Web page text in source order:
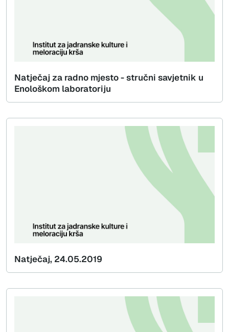
Natječaj za radno mjesto - stručni savjetnik u
Enološkom laboratoriju
Natječaj, 24.05.2019